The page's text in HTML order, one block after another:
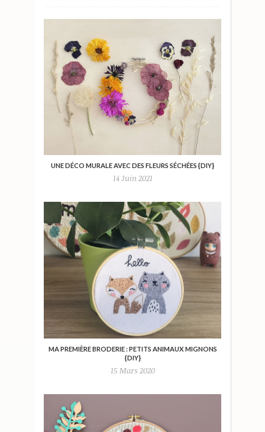
UNE DÉCO MURALE AVEC DES FLEURS SÉCHÉES {DIY}
14 Juin 2021
MA PREMIÈRE BRODERIE : PETITS ANIMAUX MIGNONS
{DIY}
15 Mars 2020